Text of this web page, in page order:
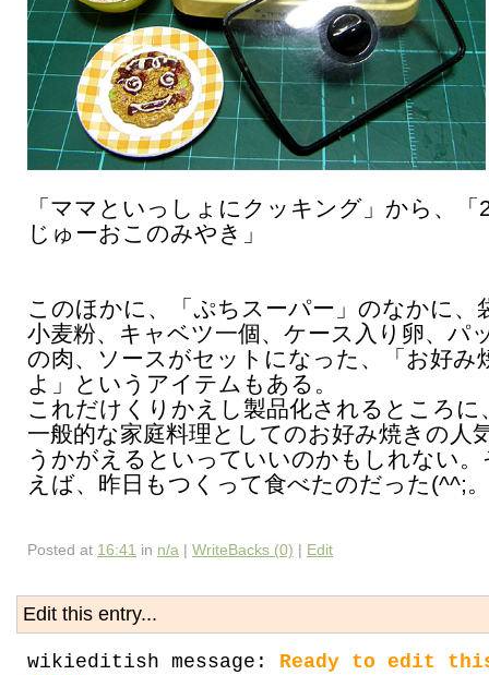
「ママといっしょにクッキング」から、「
じゅーおこのみやき」
このほかに、「ぷちスーパー」のなかに、
小麦粉、キャベツ一個、ケース入り卵、パ
の肉、ソースがセットになった、「お好み
よ」というアイテムもある。
これだけくりかえし製品化されるところに
一般的な家庭料理としてのお好み焼きの人
うかがえるといっていいのかもしれない。
えば、昨日もつくって食べたのだった(^^;。
Posted at 16:41 in n/a WriteBacks (0) Edit
Edit this entry...
wikieditish message: Ready to edit